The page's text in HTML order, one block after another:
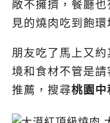
敞不擁擠，餐廳
見的燒肉吃到飽環
朋友吃了馬上又
境和食材不管是
推薦，搜尋桃園中